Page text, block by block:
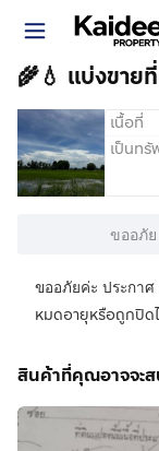
🌾💧 แบ่งขาย
เนื้อที่
เป็นทรั
ขออภัย
ขออภัยค่ะ ประกาศ
หมดอายุหรือถูกปิด
สินค้าที่คุณอาจจะส